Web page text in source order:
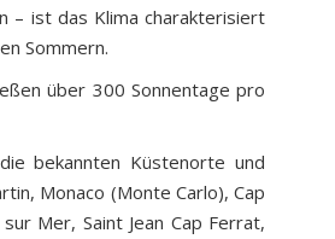
– ist das Klima charakterisiert
Sommern.
über 300 Sonnentage pro
bekannten Küstenorte und
Monaco (Monte Carlo), Cap
Mer, Saint Jean Cap Ferrat,